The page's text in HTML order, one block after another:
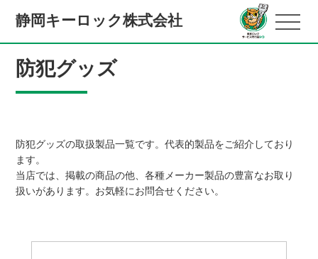
静岡キーロック株式会社
防犯グッズ
防犯グッズの取扱製品一覧です。代表的製品をご紹介しており
ます。
当店では、掲載の商品の他、各種メーカー製品の豊富なお取り
扱いがあります。お気軽にお問合せください。